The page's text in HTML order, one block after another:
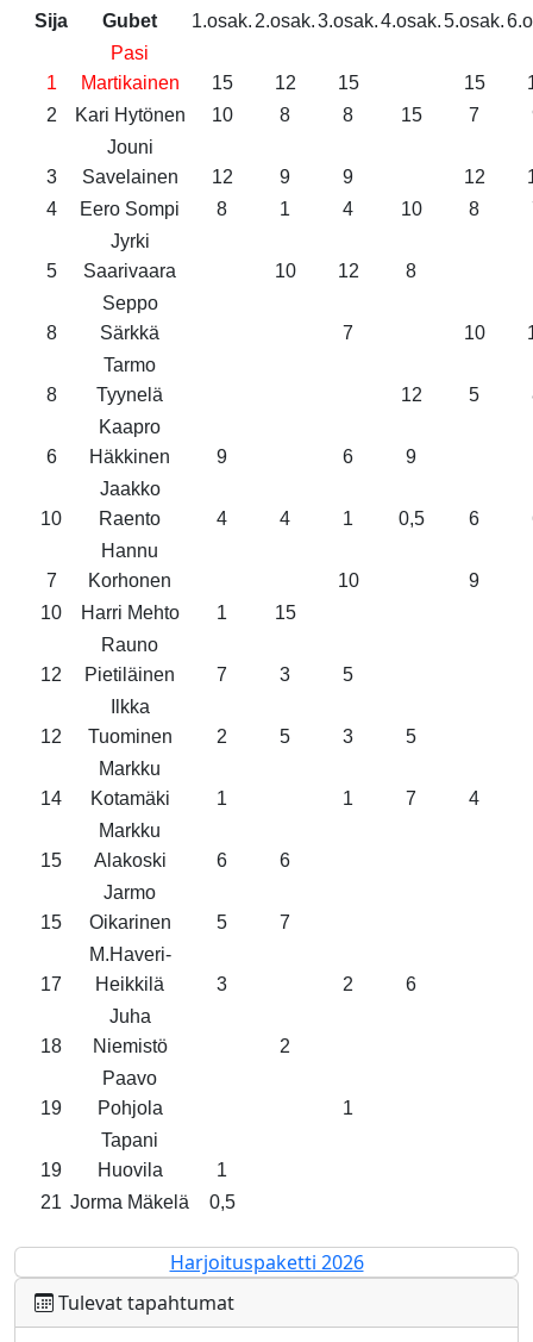
Sija Gubet 1.osak. 2.osak.3.osak.4.osak.5.osak.
1
Pasi
Martikainen
15 12 15 15
2
Kari Hytönen 10 8 8 15 7
3
Jouni
Savelainen
12 9 9 12
4
Eero Sompi 8 1 4 10 8
5
Jyrki
Saarivaara
10 12 8
8
Seppo
Särkkä
7 10
8
Tarmo
Tyynelä
12 5
6
Kaapro
Häkkinen
9 6 9
10
Jaakko
Raento
4 4 1 0,5 6
7
Hannu
Korhonen
10
9
10
Harri Mehto 1 15
12
Rauno
Pietiläinen
7 3 5
12
Ilkka
Tuominen
2 5 3 5
14
Markku
Kotamäki
1 1 7 4
15
Markku
Alakoski
6 6
15
Jarmo
Oikarinen
5 7
17
M.Haveri-
Heikkilä
3 2 6
18
Juha
Niemistö
2
19
Paavo
Pohjola
1
19
Tapani
Huovila
1
21 Jorma Mäkelä 0,5
Harjoituspaketti 2026
Tulevat tapahtumat